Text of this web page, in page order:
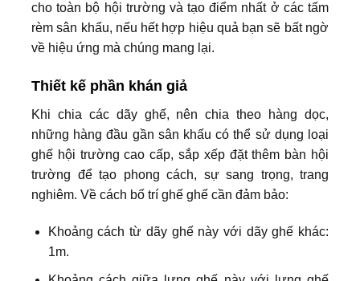
cho toàn bộ hội trường và tạo điểm nhất ở các tấm
rèm sân khấu, nếu hết hợp hiệu quả bạn sẽ bất ngờ
về hiệu ứng mà chúng mang lại.
Thiết kế phần khán giả
Khi chia các dãy ghế, nên chia theo hàng dọc,
những hàng đầu gần sân khấu có thể sử dụng loại
ghế hội trường cao cấp, sắp xếp đặt thêm bàn hội
trường để tạo phong cách, sự sang trọng, trang
nghiêm. Về cách bố trí ghế ghế cần đảm bảo:
Khoảng cách từ dãy ghế này với dãy ghế khác:
1m.